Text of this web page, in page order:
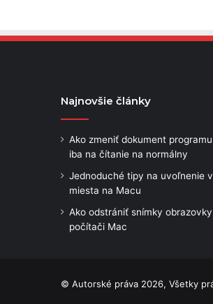
Najnovšie články
Ako zmeniť dokument
iba na čítanie na normálny
Jednoduché tipy na uvoľnenie
miesta na Macu
Ako odstrániť snímky
počítači Mac
© Autorské práva 2026, Všetky